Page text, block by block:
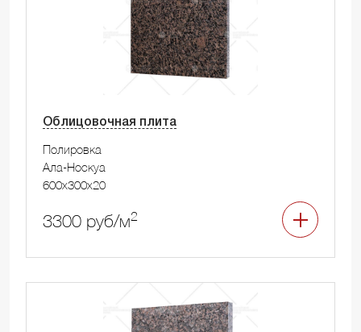
Облицовочная плита
Полировка
Ала-Носкуа
600x300x20
3300 руб/м2